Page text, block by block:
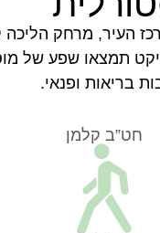
העיר, מרחק
תמצאו שפע של
בריאות ופנאי.
חט”ב קלמן